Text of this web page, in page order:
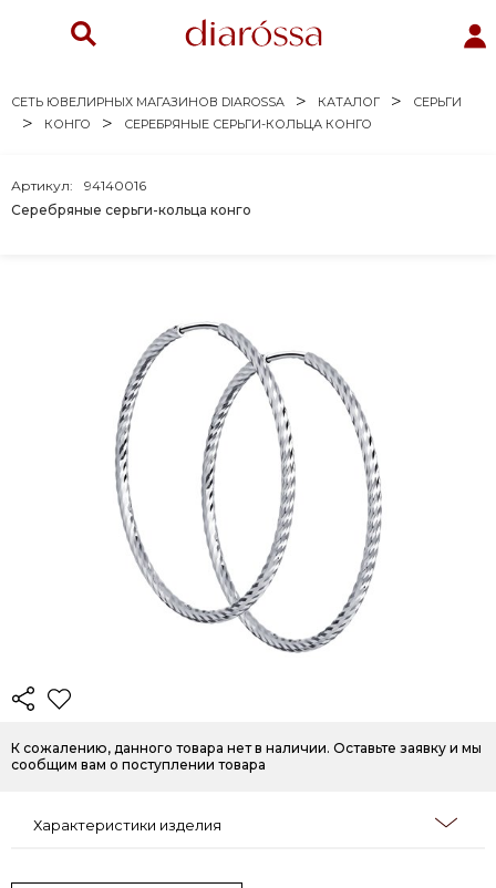
СЕТЬ ЮВЕЛИРНЫХ МАГАЗИНОВ DIAROSSA КАТАЛОГ
СЕРЬГИ
КОНГО
СЕРЕБРЯНЫЕ СЕРЬГИ-КОЛЬЦА КОНГО
Серебряные серьги-кольца конго
Артикул: 94140016
К сожалению, данного товара нет в наличии. Оставьте заявку и мы
сообщим вам о поступлении товара
Характеристики изделия